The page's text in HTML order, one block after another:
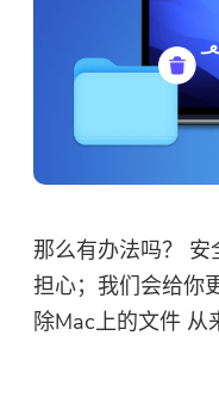
那么有办法吗？ 安
担心；我们会给你
除Mac上的文件 从